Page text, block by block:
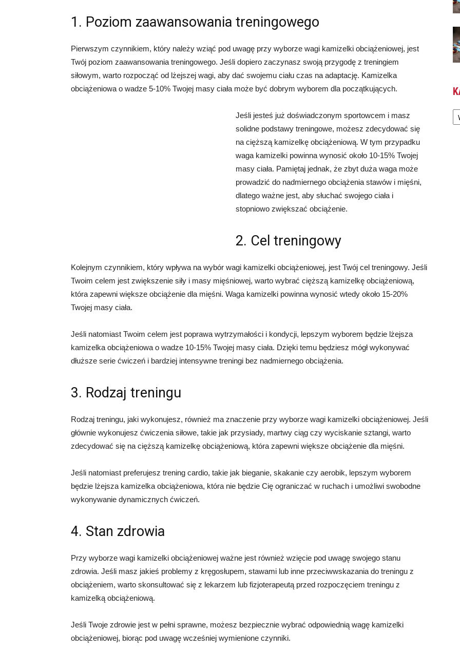
1. Poziom zaawansowania treningowego
Pierwszym czynnikiem, który należy wziąć pod uwagę przy wyborze wagi kamizelki obciążeniowej, jest
Twój poziom zaawansowania treningowego. Jeśli dopiero zaczynasz swoją przygodę z treningiem
siłowym, warto rozpocząć od lżejszej wagi, aby dać swojemu ciału czas na adaptację. Kamizelka
obciążeniowa o wadze 5-10% Twojej masy ciała może być dobrym wyborem dla początkujących.
Jeśli jesteś już doświadczonym sportowcem i masz
solidne podstawy treningowe, możesz zdecydować się
na cięższą kamizelkę obciążeniową. W tym przypadku
waga kamizelki powinna wynosić około 10-15% Twojej
masy ciała. Pamiętaj jednak, że zbyt duża waga może
prowadzić do nadmiernego obciążenia stawów i mięśni,
dlatego ważne jest, aby słuchać swojego ciała i
stopniowo zwiększać obciążenie.
2. Cel treningowy
Kolejnym czynnikiem, który wpływa na wybór wagi kamizelki obciążeniowej, jest Twój cel treningowy. Jeśli
Twoim celem jest zwiększenie siły i masy mięśniowej, warto wybrać cięższą kamizelkę obciążeniową,
która zapewni większe obciążenie dla mięśni. Waga kamizelki powinna wynosić wtedy około 15-20%
Twojej masy ciała.
Jeśli natomiast Twoim celem jest poprawa wytrzymałości i kondycji, lepszym wyborem będzie lżejsza
kamizelka obciążeniowa o wadze 10-15% Twojej masy ciała. Dzięki temu będziesz mógł wykonywać
dłuższe serie ćwiczeń i bardziej intensywne treningi bez nadmiernego obciążenia.
3. Rodzaj treningu
Rodzaj treningu, jaki wykonujesz, również ma znaczenie przy wyborze wagi kamizelki obciążeniowej. Jeśli
głównie wykonujesz ćwiczenia siłowe, takie jak przysiady, martwy ciąg czy wyciskanie sztangi, warto
zdecydować się na cięższą kamizelkę obciążeniową, która zapewni większe obciążenie dla mięśni.
Jeśli natomiast preferujesz trening cardio, takie jak bieganie, skakanie czy aerobik, lepszym wyborem
będzie lżejsza kamizelka obciążeniowa, która nie będzie Cię ograniczać w ruchach i umożliwi swobodne
wykonywanie dynamicznych ćwiczeń.
4. Stan zdrowia
Przy wyborze wagi kamizelki obciążeniowej ważne jest również wzięcie pod uwagę swojego stanu
zdrowia. Jeśli masz jakieś problemy z kręgosłupem, stawami lub inne przeciwwskazania do treningu z
obciążeniem, warto skonsultować się z lekarzem lub fizjoterapeutą przed rozpoczęciem treningu z
kamizelką obciążeniową.
Jeśli Twoje zdrowie jest w pełni sprawne, możesz bezpiecznie wybrać odpowiednią wagę kamizelki
obciążeniowej, biorąc pod uwagę wcześniej wymienione czynniki.